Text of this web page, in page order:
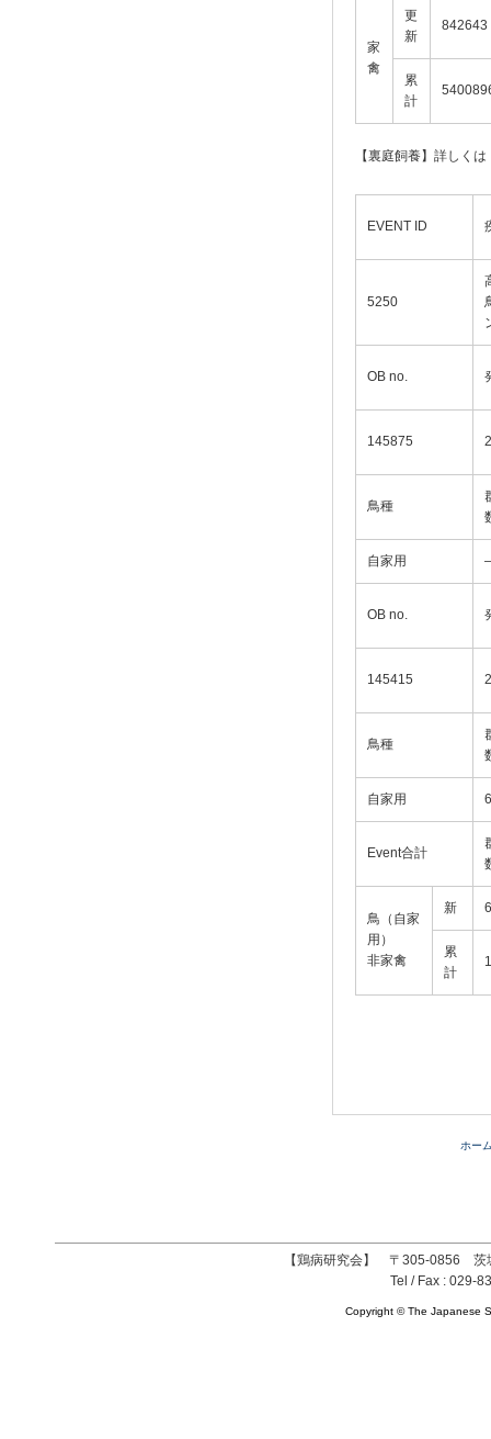
家
禽
更
新
842643
累
計
【裏庭飼養】詳しく
EVENT ID
5250
OB no.
145875
鳥種
自家用 –
OB no.
145415
鳥種
自家用
Event合計
鳥（自家
用）
非家禽
新
累
計
ホー
【鶏病研究会】 〒305-0856 茨
Tel / Fax : 029-
Copyright © The Japanese